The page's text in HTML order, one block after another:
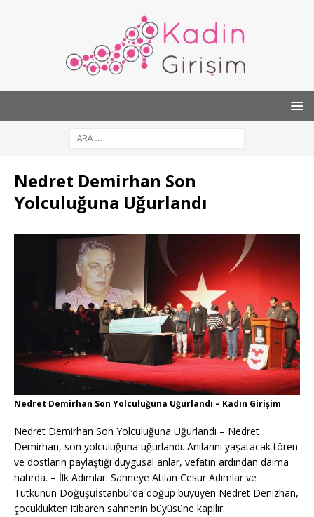
Nedret Demirhan Son
Yolculuğuna Uğurlandı
Nedret Demirhan Son Yolculuğuna Uğurlandı – Kadın Girişim
Nedret Demirhan Son Yolculuğuna Uğurlandı – Nedret
Demirhan, son yolculuğuna uğurlandı. Anılarını yaşatacak tören
ve dostların paylaştığı duygusal anlar, vefatın ardından daima
hatırda. – İlk Adımlar: Sahneye Atılan Cesur Adımlar ve
Tutkunun Doğuşuİstanbul’da doğup büyüyen Nedret Denizhan,
çocuklukten itibaren sahnenin büyüsüne kapılır.